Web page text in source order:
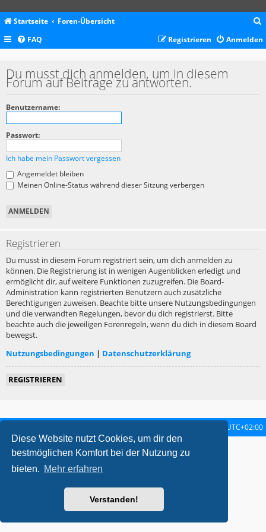
Diese Website nutzt Cookies, um dir den
bestmöglichen Komfort bei der Nutzung zu
bieten. Mehr erfahren
Verstanden!
Startseite Foren-Übersicht
c
FAQ Anmelden
Registrieren
Du musst dich anmelden, um in diesem
Forum auf Beiträge zu antworten.
Benutzername:
Passwort:
Ich habe mein Passwort vergessen
Angemeldet bleiben
Meinen Online-Status während dieser Sitzung verbergen
Registrieren
Du musst in diesem Forum registriert sein, um dich anmelden zu
können. Die Registrierung ist in wenigen Augenblicken erledigt und
ermöglicht dir, auf weitere Funktionen zuzugreifen. Die Board-
Administration kann registrierten Benutzern auch zusätzliche
Berechtigungen zuweisen. Beachte bitte unsere Nutzungsbedingungen
und die verwandten Regelungen, bevor du dich registrierst. Bitte
beachte auch die jeweiligen Forenregeln, wenn du dich in diesem Board
bewegst.
Nutzungsbedingungen | Datenschutzerklärung
REGISTRIEREN
UTC+02:00
metrolike style by Eric Seguin Updated for phpBB3.2 by
Powered byphpBB ® Forum Software © phpBB Limited
Deutsche Übersetzung durch